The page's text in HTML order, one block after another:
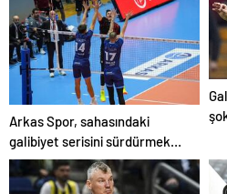
kazandı!
Arkas Spor, sahasındaki
galibiyet serisini sürdürmek
istiyor